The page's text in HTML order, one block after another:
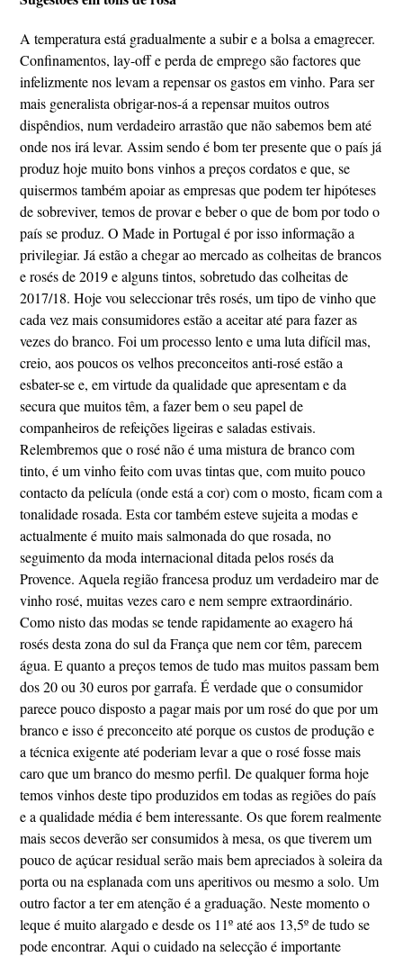
A temperatura está gradualmente a subir e a bolsa a emagrecer.
Confinamentos, lay-off e perda de emprego são factores que
infelizmente nos levam a repensar os gastos em vinho. Para ser
mais generalista obrigar-nos-á a repensar muitos outros
dispêndios, num verdadeiro arrastão que não sabemos bem até
onde nos irá levar. Assim sendo é bom ter presente que o país já
produz hoje muito bons vinhos a preços cordatos e que, se
quisermos também apoiar as empresas que podem ter hipóteses
de sobreviver, temos de provar e beber o que de bom por todo o
país se produz. O Made in Portugal é por isso informação a
privilegiar. Já estão a chegar ao mercado as colheitas de brancos
e rosés de 2019 e alguns tintos, sobretudo das colheitas de
2017/18. Hoje vou seleccionar três rosés, um tipo de vinho que
cada vez mais consumidores estão a aceitar até para fazer as
vezes do branco. Foi um processo lento e uma luta difícil mas,
creio, aos poucos os velhos preconceitos anti-rosé estão a
esbater-se e, em virtude da qualidade que apresentam e da
secura que muitos têm, a fazer bem o seu papel de
companheiros de refeições ligeiras e saladas estivais.
Relembremos que o rosé não é uma mistura de branco com
tinto, é um vinho feito com uvas tintas que, com muito pouco
contacto da película (onde está a cor) com o mosto, ficam com a
tonalidade rosada. Esta cor também esteve sujeita a modas e
actualmente é muito mais salmonada do que rosada, no
seguimento da moda internacional ditada pelos rosés da
Provence. Aquela região francesa produz um verdadeiro mar de
vinho rosé, muitas vezes caro e nem sempre extraordinário.
Como nisto das modas se tende rapidamente ao exagero há
rosés desta zona do sul da França que nem cor têm, parecem
água. E quanto a preços temos de tudo mas muitos passam bem
dos 20 ou 30 euros por garrafa. É verdade que o consumidor
parece pouco disposto a pagar mais por um rosé do que por um
branco e isso é preconceito até porque os custos de produção e
a técnica exigente até poderiam levar a que o rosé fosse mais
caro que um branco do mesmo perfil. De qualquer forma hoje
temos vinhos deste tipo produzidos em todas as regiões do país
e a qualidade média é bem interessante. Os que forem realmente
mais secos deverão ser consumidos à mesa, os que tiverem um
pouco de açúcar residual serão mais bem apreciados à soleira da
porta ou na esplanada com uns aperitivos ou mesmo a solo. Um
outro factor a ter em atenção é a graduação. Neste momento o
leque é muito alargado e desde os 11º até aos 13,5º de tudo se
pode encontrar. Aqui o cuidado na selecção é importante